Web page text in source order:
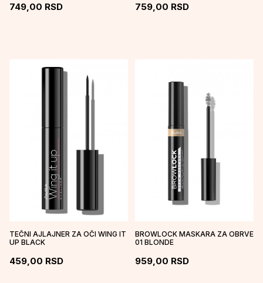
749,00 RSD 759,00 RSD
TEČNI AJLAJNER ZA OČI WING IT
UP BLACK
459,00 RSD
BROWLOCK MASKARA ZA OBRVE
01 BLONDE
959,00 RSD